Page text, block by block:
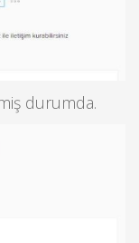
durumda.